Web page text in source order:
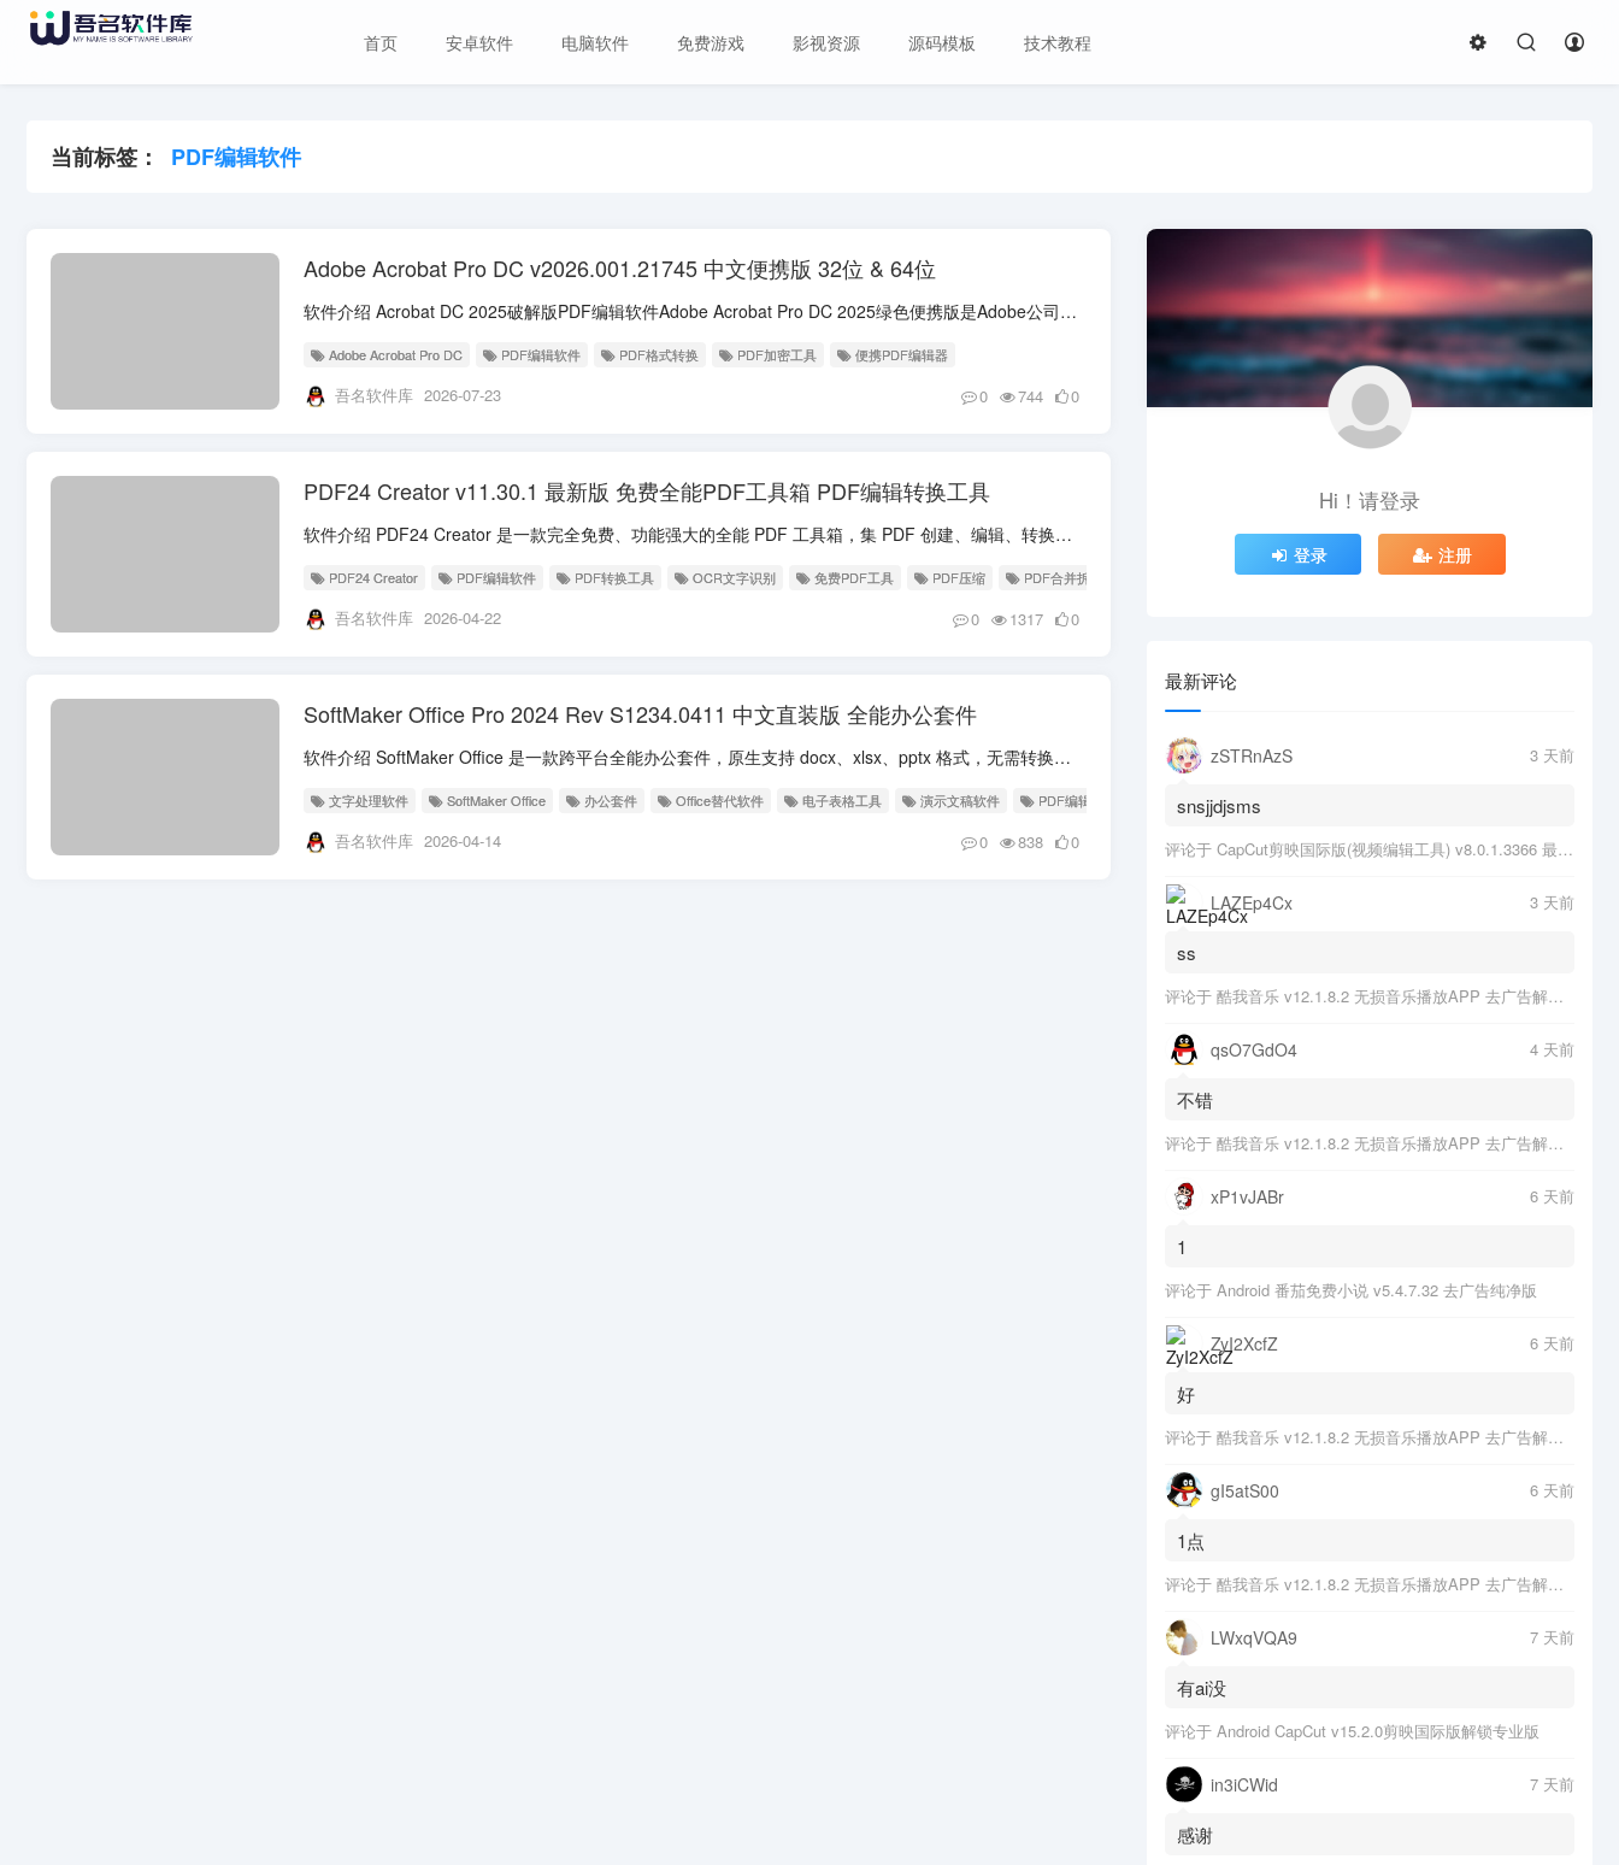
首页 安卓软件 电脑软件 免费游戏 影视资源 源码模板 技术教程
当前标签： PDF编辑软件
Adobe Acrobat Pro DC v2026.001.21745 中文便携版 32位 & 64位
软件介绍 Acrobat DC 2025破解版PDF编辑软件Adobe Acrobat Pro DC 2025绿色便携版是Adobe公司继Acrobat XI之后...
Adobe Acrobat Pro DC PDF编辑软件 PDF格式转换 PDF加密工具 便携PDF编辑器
吾名软件库 2026-07-23 0 744 0
PDF24 Creator v11.30.1 最新版 免费全能PDF工具箱 PDF编辑转换工具
软件介绍 PDF24 Creator 是一款完全免费、功能强大的全能 PDF 工具箱，集 PDF 创建、编辑、转换、压缩、合并、拆分、OCR 文本识别、加密解密、...
PDF24 Creator PDF编辑软件 PDF转换工具 OCR文字识别 免费PDF工具 PDF压缩 PDF合并拆分
吾名软件库 2026-04-22 0 1317 0
SoftMaker Office Pro 2024 Rev S1234.0411 中文直装版 全能办公套件
软件介绍 SoftMaker Office 是一款跨平台全能办公套件，原生支持 docx、xlsx、pptx 格式，无需转换即可与 Microsoft Offic...
文字处理软件 SoftMaker Office 办公套件 Office替代软件 电子表格工具 演示文稿软件 PDF编辑软件 跨平台办公软件
吾名软件库 2026-04-14 0 838 0
Hi！请登录
登录 注册
最新评论
zSTRnAzS 3 天前
snsjjdjsms
评论于 CapCut剪映国际版(视频编辑工具) v8.0.1.3366 最新版
LAZEp4Cx 3 天前
ss
评论于 酷我音乐 v12.1.8.2 无损音乐播放APP 去广告解锁会员版
qsO7GdO4 4 天前
不错
评论于 酷我音乐 v12.1.8.2 无损音乐播放APP 去广告解锁会员版
xP1vJABr 6 天前
1
评论于 Android 番茄免费小说 v5.4.7.32 去广告纯净版
ZyI2XcfZ 6 天前
好
评论于 酷我音乐 v12.1.8.2 无损音乐播放APP 去广告解锁会员版
gI5atS00 6 天前
1点
评论于 酷我音乐 v12.1.8.2 无损音乐播放APP 去广告解锁会员版
LWxqVQA9 7 天前
有ai没
评论于 Android CapCut v15.2.0剪映国际版解锁专业版
in3iCWid 7 天前
感谢